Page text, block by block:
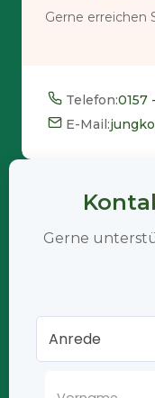
Gerne erreichen
Telefon:0157
E-Mail:
Gerne